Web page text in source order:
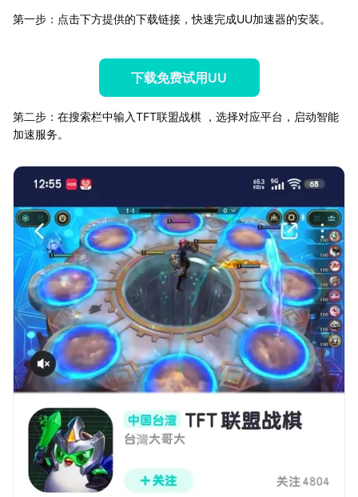
第一步：点击下方提供的下载链接，快速完成UU加速器的安装。
下载免费试用UU
第二步：在搜索栏中输入TFT联盟战棋 ，选择对应平台，启动智能
加速服务。